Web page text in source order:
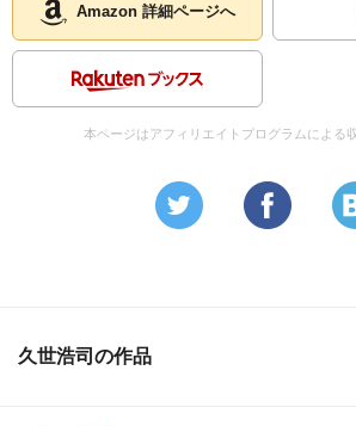
Amazon 詳細ページへ
本ページはアフィリエイトプログラムによる
久世浩司の作品